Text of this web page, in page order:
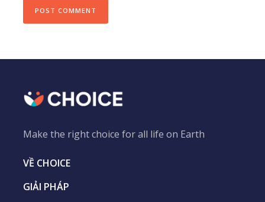
Make the right choice for all life on Earth
VỀ CHOICE
GIẢI PHÁP